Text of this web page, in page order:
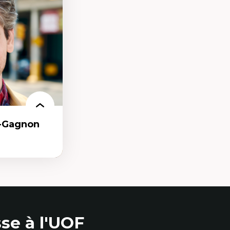
milieu
la formation
à l'UOF